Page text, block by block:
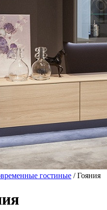
гостиные / Гояния